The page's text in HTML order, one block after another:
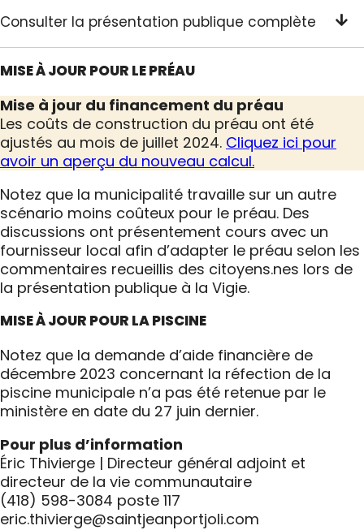
Consulter la présentation publique complète
MISE À JOUR POUR LE PRÉAU
Mise à jour du financement du préau
Les coûts de construction du préau ont été
ajustés au mois de juillet 2024. Cliquez ici pour
avoir un aperçu du nouveau calcul.
Notez que la municipalité travaille sur un autre
scénario moins coûteux pour le préau. Des
discussions ont présentement cours avec un
fournisseur local afin d’adapter le préau selon les
commentaires recueillis des citoyens.nes lors de
la présentation publique à la Vigie.
MISE À JOUR POUR LA PISCINE
Notez que la demande d’aide financière de
décembre 2023 concernant la réfection de la
piscine municipale n’a pas été retenue par le
ministère en date du 27 juin dernier.
Pour plus d’information
Éric Thivierge | Directeur général adjoint et
directeur de la vie communautaire
(418) 598-3084 poste 117
eric.thivierge@saintjeanportjoli.com